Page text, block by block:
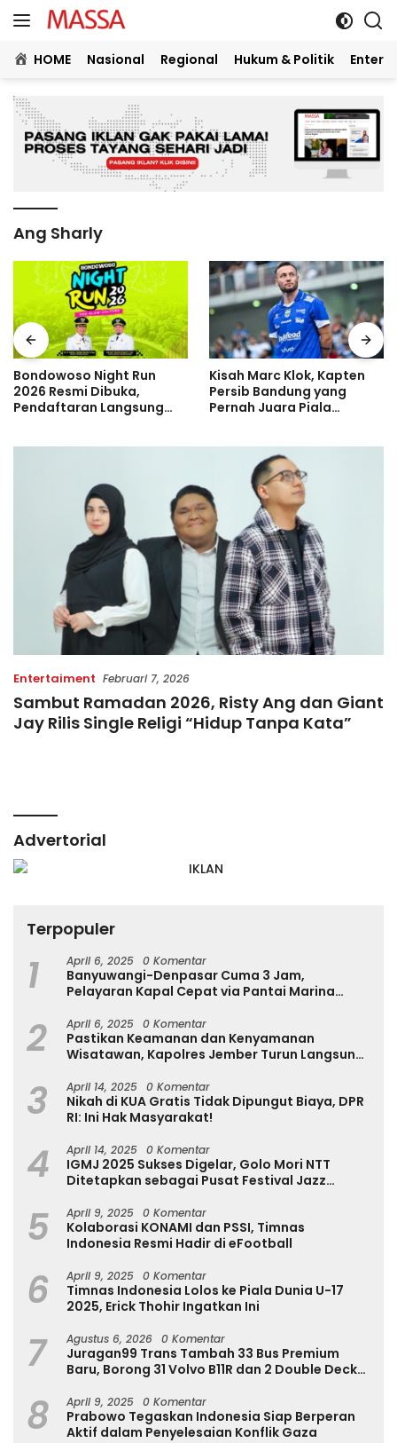
Langsung
ke
konten
HOME Nasional Regional Hukum & Politik
Ang Sharly
Bondowoso Night Run
2026 Resmi Dibuka,
Pendaftaran Langsung
Kisah Marc Klok, Kapten
Persib Bandung yang
Pernah Juara Piala
Entertaiment Februari 7, 2026
Sambut Ramadan 2026, Risty Ang dan Giant
Jay Rilis Single Religi “Hidup Tanpa Kata”
Advertorial
Terpopuler
1 April 6, 2025 0 Komentar
Banyuwangi-Denpasar Cuma 3 Jam,
Pelayaran Kapal Cepat via Pantai Marina
2 April 6, 2025 0 Komentar
Pastikan Keamanan dan Kenyamanan
Wisatawan, Kapolres Jember Turun Langsung
3 April 14, 2025 0 Komentar
Nikah di KUA Gratis Tidak Dipungut Biaya, DPR
RI: Ini Hak Masyarakat!
4 April 14, 2025 0 Komentar
IGMJ 2025 Sukses Digelar, Golo Mori NTT
Ditetapkan sebagai Pusat Festival Jazz
5 April 9, 2025 0 Komentar
Kolaborasi KONAMI dan PSSI, Timnas
Indonesia Resmi Hadir di eFootball
6 April 9, 2025 0 Komentar
Timnas Indonesia Lolos ke Piala Dunia U-17
2025, Erick Thohir Ingatkan Ini
7 Agustus 6, 2026 0 Komentar
Juragan99 Trans Tambah 33 Bus Premium
Baru, Borong 31 Volvo B11R dan 2 Double Decker
8 April 9, 2025 0 Komentar
Prabowo Tegaskan Indonesia Siap Berperan
Aktif dalam Penyelesaian Konflik Gaza